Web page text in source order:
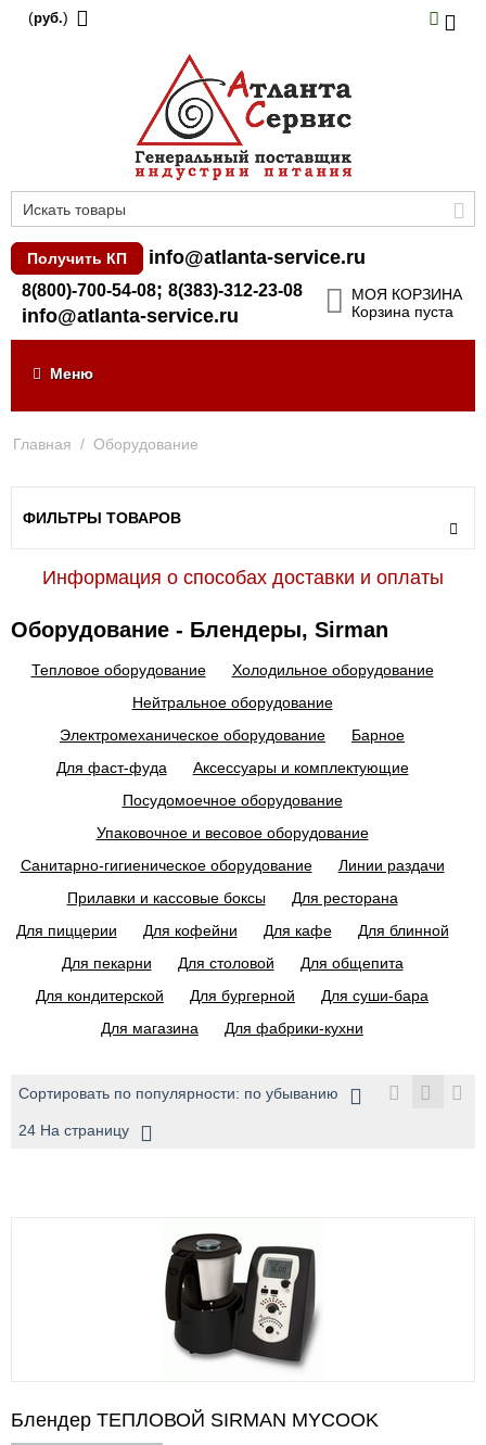
(руб.)
Получить КП info@atlanta-service.ru
8(800)-700-54-08; 8(383)-312-23-08
info@atlanta-service.ru
МОЯ КОРЗИНА
Корзина пуста
Меню
Главная / Оборудование
ФИЛЬТРЫ ТОВАРОВ
Информация о способах доставки и оплаты
Оборудование - Блендеры, Sirman
Тепловое оборудование
Холодильное оборудование
Нейтральное оборудование
Электромеханическое оборудование
Барное
Для фаст-фуда
Аксессуары и комплектующие
Посудомоечное оборудование
Упаковочное и весовое оборудование
Санитарно-гигиеническое оборудование
Линии раздачи
Прилавки и кассовые боксы
Для ресторана
Для пиццерии
Для кофейни Для кафе
Для блинной
Для пекарни
Для столовой
Для общепита
Для кондитерской
Для бургерной
Для суши-бара
Для магазина
Для фабрики-кухни
Сортировать по популярности: по убыванию
24 На страницу
Блендер ТЕПЛОВОЙ SIRMAN MYCOOK